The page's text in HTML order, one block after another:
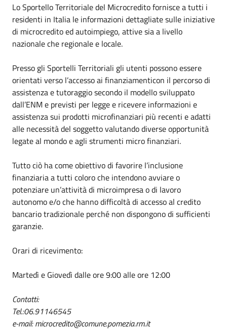
Lo Sportello Territoriale del Microcredito fornisce a tutti i
residenti in Italia le informazioni dettagliate sulle iniziative
di microcredito ed autoimpiego, attive sia a livello
nazionale che regionale e locale.
Presso gli Sportelli Territoriali gli utenti possono essere
orientati verso l’accesso ai finanziamenticon il percorso di
assistenza e tutoraggio secondo il modello sviluppato
dall’ENM e previsti per legge e ricevere informazioni e
assistenza sui prodotti microfinanziari più recenti e adatti
alle necessità del soggetto valutando diverse opportunità
legate al mondo e agli strumenti micro finanziari.
Tutto ciò ha come obiettivo di favorire l’inclusione
finanziaria a tutti coloro che intendono avviare o
potenziare un’attività di microimpresa o di lavoro
autonomo e/o che hanno difficoltà di accesso al credito
bancario tradizionale perché non dispongono di sufficienti
garanzie.
Orari di ricevimento:
Martedì e Giovedì dalle ore 9:00 alle ore 12:00
Contatti:
Tel.:06.91146545
e-mail: microcredito@comune.pomezia.rm.it